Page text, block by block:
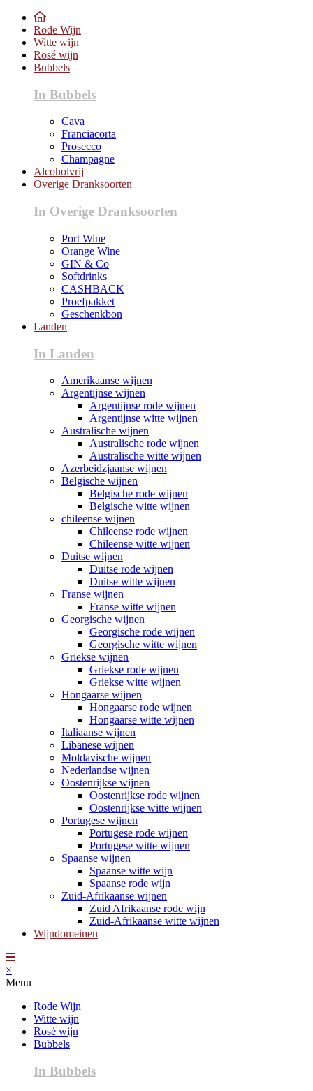
Rode Wijn
Witte wijn
Rosé wijn
Bubbels
In Bubbels
Cava
Franciacorta
Prosecco
Champagne
Alcoholvrij
Overige Dranksoorten
In Overige Dranksoorten
Port Wine
Orange Wine
GIN & Co
Softdrinks
CASHBACK
Proefpakket
Geschenkbon
Landen
In Landen
Amerikaanse wijnen
Argentijnse wijnen
Argentijnse rode wijnen
Argentijnse witte wijnen
Australische wijnen
Australische rode wijnen
Australische witte wijnen
Azerbeidzjaanse wijnen
Belgische wijnen
Belgische rode wijnen
Belgische witte wijnen
chileense wijnen
Chileense rode wijnen
Chileense witte wijnen
Duitse wijnen
Duitse rode wijnen
Duitse witte wijnen
Franse wijnen
Franse witte wijnen
Georgische wijnen
Georgische rode wijnen
Georgische witte wijnen
Griekse wijnen
Griekse rode wijnen
Griekse witte wijnen
Hongaarse wijnen
Hongaarse rode wijnen
Hongaarse witte wijnen
Italiaanse wijnen
Libanese wijnen
Moldavische wijnen
Nederlandse wijnen
Oostenrijkse wijnen
Oostenrijkse rode wijnen
Oostenrijkse witte wijnen
Portugese wijnen
Portugese rode wijnen
Portugese witte wijnen
Spaanse wijnen
Spaanse witte wijn
Spaanse rode wijn
Zuid-Afrikaanse wijnen
Zuid Afrikaanse rode wijn
Zuid-Afrikaanse witte wijnen
Wijndomeinen
×
Menu
Rode Wijn
Witte wijn
Rosé wijn
Bubbels
In Bubbels